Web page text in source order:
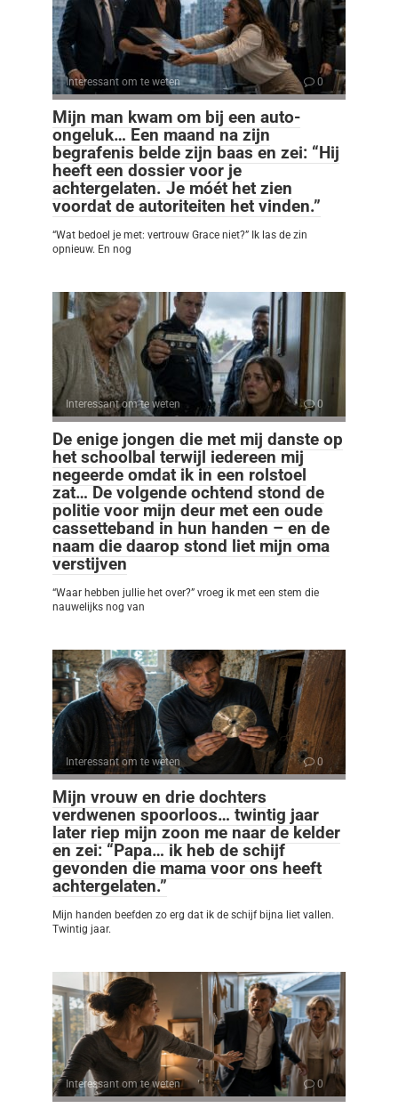
Interessant om te weten 0
Mijn man kwam om bij een auto-
ongeluk… Een maand na zijn
begrafenis belde zijn baas en zei: “Hij
heeft een dossier voor je
achtergelaten. Je móét het zien
voordat de autoriteiten het vinden.”
“Wat bedoel je met: vertrouw Grace niet?” Ik las de zin
opnieuw. En nog
Interessant om te weten 0
De enige jongen die met mij danste op
het schoolbal terwijl iedereen mij
negeerde omdat ik in een rolstoel
zat… De volgende ochtend stond de
politie voor mijn deur met een oude
cassetteband in hun handen – en de
naam die daarop stond liet mijn oma
verstijven
“Waar hebben jullie het over?” vroeg ik met een stem die
nauwelijks nog van
Interessant om te weten 0
Mijn vrouw en drie dochters
verdwenen spoorloos… twintig jaar
later riep mijn zoon me naar de kelder
en zei: “Papa… ik heb de schijf
gevonden die mama voor ons heeft
achtergelaten.”
Mijn handen beefden zo erg dat ik de schijf bijna liet vallen.
Twintig jaar.
Interessant om te weten 0